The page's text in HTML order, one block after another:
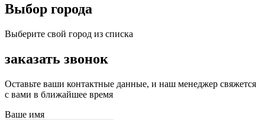
Выбор города
Выберите свой город из списка
заказать звонок
Оставьте ваши контактные данные, и наш менеджер свяжется
с вами в ближайшее время
Ваше имя